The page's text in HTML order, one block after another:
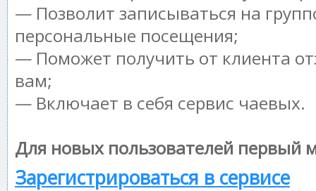
— Позволит записываться на
персональные посещения;
— Поможет получить от клиента
вам;
— Включает в себя сервис чаевых.
Для новых пользователей первый
Зарегистрироваться в сервисе